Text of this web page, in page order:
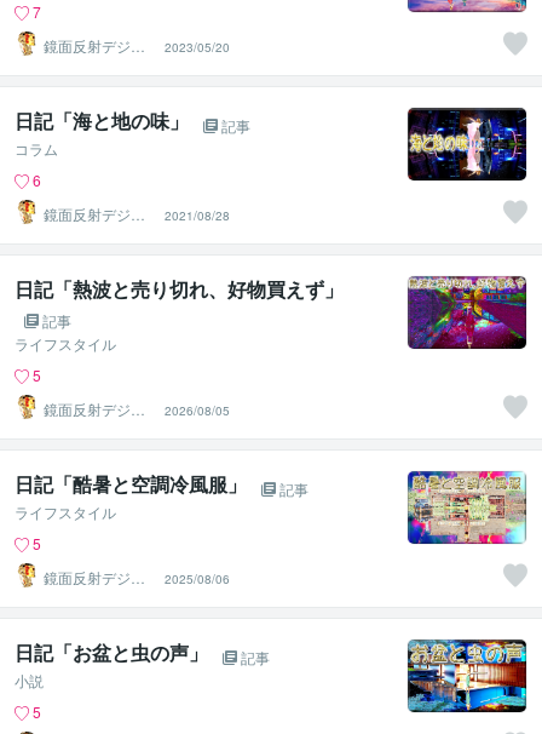
7
鏡面反射デジタ
ルアート製作所
（鈴木穣）
2023/05/20
日記「海と地の味」
記事
コラム
6
鏡面反射デジタ
ルアート製作所
（鈴木穣）
2021/08/28
日記「熱波と売り切れ、好物買えず」
記事
ライフスタイル
5
鏡面反射デジタ
ルアート製作所
（鈴木穣）
2026/08/05
日記「酷暑と空調冷風服」
記事
ライフスタイル
5
鏡面反射デジタ
ルアート製作所
（鈴木穣）
2025/08/06
日記「お盆と虫の声」
記事
小説
5